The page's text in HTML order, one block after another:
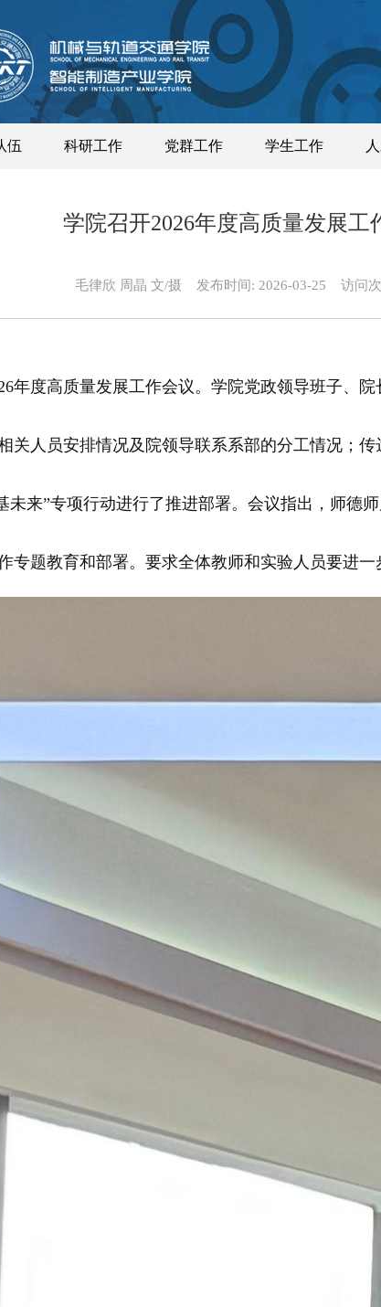
伍 科研工作 党群工作 学生工作
学院召开2026年度高质量发展工
毛律欣 周晶 文/摄 发布时间: 2026-03-25 访问
年度高质量发展工作会议。学院党政领导班子、 院
关人 员安排情况及院领导联系系部的分工情况； 传
未来”专项行动进行了推进部署。 会议指出 ，师德
专题教育和部署。 要求全体教师和实验人员要进一